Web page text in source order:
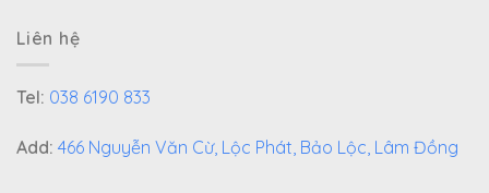
Liên hệ
Tel: 038 6190 833
Add: 466 Nguyễn Văn Cừ, Lộc Phát, Bảo Lộc, Lâm Đồng